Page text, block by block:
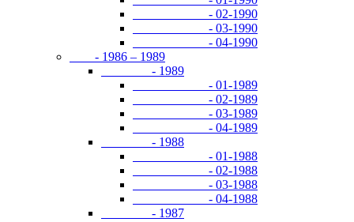
- 02-1990
- 03-1990
- 04-1990
- 1986 – 1989
- 1989
- 01-1989
- 02-1989
- 03-1989
- 04-1989
- 1988
- 01-1988
- 02-1988
- 03-1988
- 04-1988
- 1987